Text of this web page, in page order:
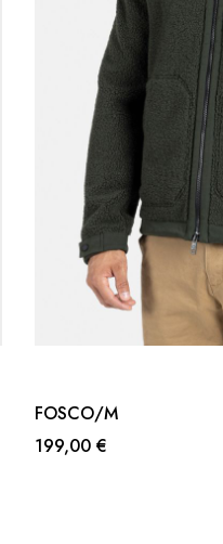
FOSCO/M
199,00 €